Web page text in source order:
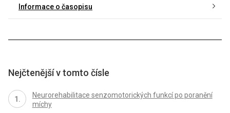
Informace o časopisu
Nejčtenější v tomto čísle
Neurorehabilitace senzomotorických funkcí po poranění
míchy